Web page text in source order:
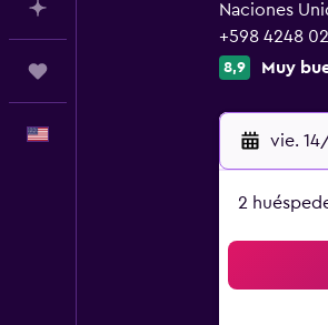
Naciones
+598 4248
8,9 Muy
vie.
2